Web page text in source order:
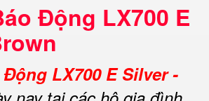
Động LX700 E
LX700 E Silver -